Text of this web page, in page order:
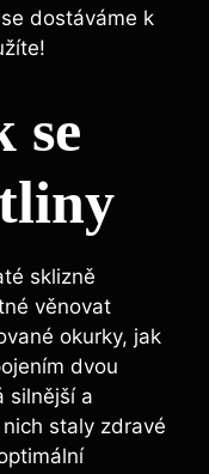
dostáváme‌ k
se​
sklizně
věnovat
okurky, jak
dvou
silnější⁣ a
staly zdravé⁤